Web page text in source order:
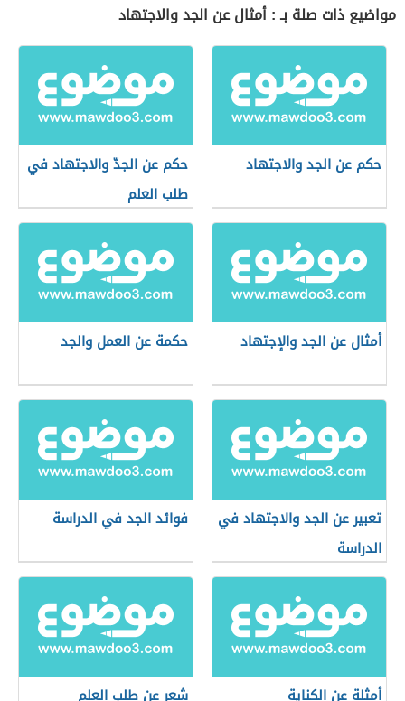
مواضيع ذات صلة بـ : أمثال عن الجد والاجتهاد
حكم عن الجد والاجتهاد
حكم عن الجدّ والاجتهاد في
طلب العلم
أمثال عن الجد والإجتهاد حكمة عن العمل والجد
تعبير عن الجد والاجتهاد في
الدراسة
فوائد الجد في الدراسة
أمثلة عن الكناية شعر عن طلب العلم